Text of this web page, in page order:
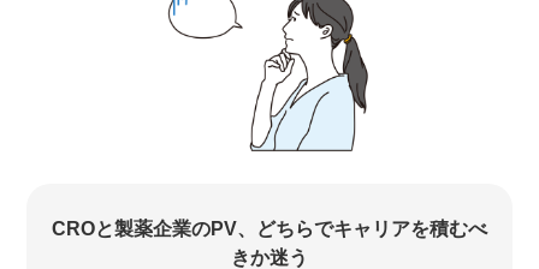
CROと製薬企業のPV、どちらでキャリアを積むべ
きか迷う